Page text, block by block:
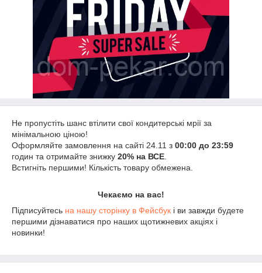
Не пропустіть шанс втілити свої кондитерські мрії за
мінімальною ціною!
Оформляйте замовлення на сайті 24.11 з 00:00 до 23:59
годин та отримайте знижку 20% на ВСЕ
Встигніть першими! Кількість товару обмежена.
Чекаємо на вас!
Підписуйтесь на нашу сторінку в Фейсбук і ви завжди будете
першими дізнаватися про наших щотижневих акціях і
новинки!